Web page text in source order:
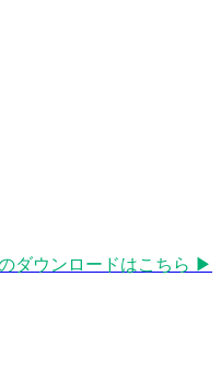
ダウンロードはこちら ▶︎